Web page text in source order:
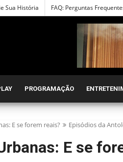
Sua História FAQ: Perguntas
PROGRAMAÇÃO
E se forem reais? Episódios da
E se